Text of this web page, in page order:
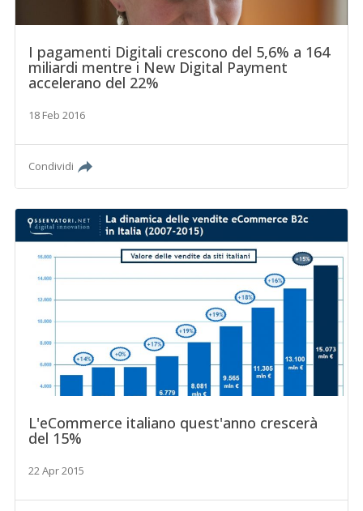
I pagamenti Digitali crescono del 5,6% a 164
miliardi mentre i New Digital Payment
accelerano del 22%
18 Feb 2016
Condividi
L'eCommerce italiano quest'anno crescerà
del 15%
22 Apr 2015